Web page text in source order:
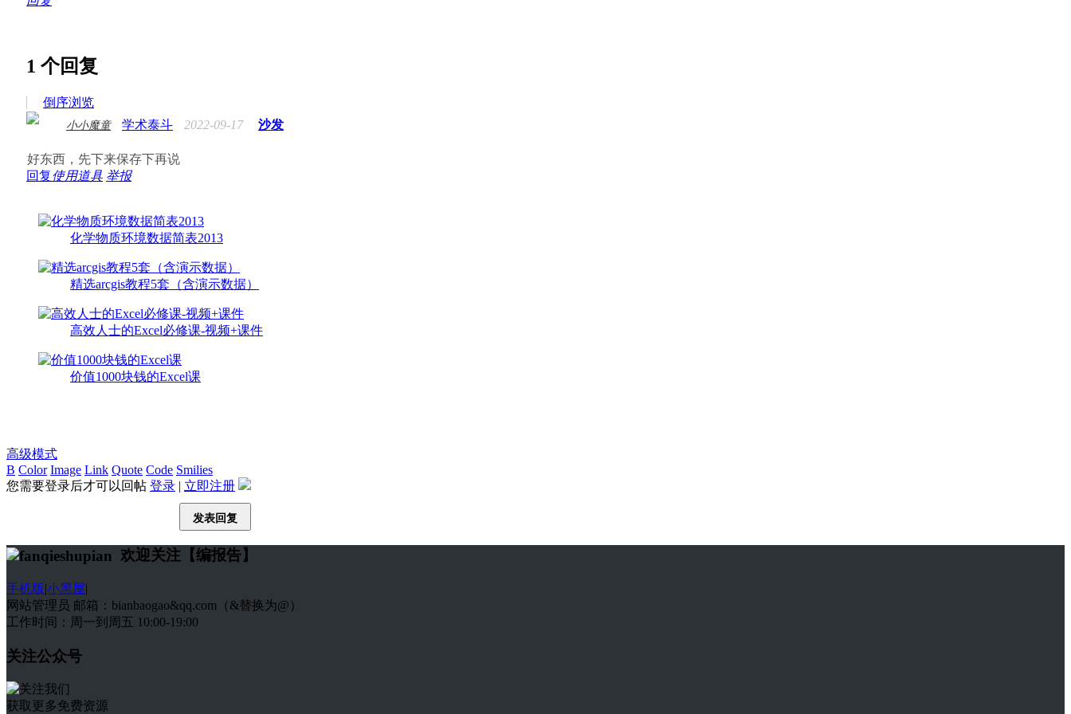
1 个回复
倒序浏览
小小魔童 学术泰斗 2022-09-17 沙发
好东西，先下来保存下再说
回复使用道具 举报
化学物质环境数据简表2013
精选arcgis教程5套（含演示数据）
高效人士的Excel必修课-视频+课件
价值1000块钱的Excel课
高级模式
B Color Image Link Quote Code Smilies
您需要登录后才可以回帖 登录 | 立即注册
发表回复
欢迎关注【编报告】
手机版|小黑屋|
网站管理员 邮箱：bianbaogao&qq.com（&替换为@）
工作时间：周一到周五 10:00-19:00
关注公众号
获取更多免费资源